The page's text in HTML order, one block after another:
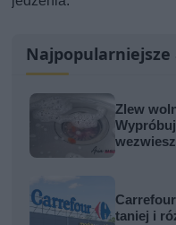
Najpopularniejsze
Zlew
taniej i